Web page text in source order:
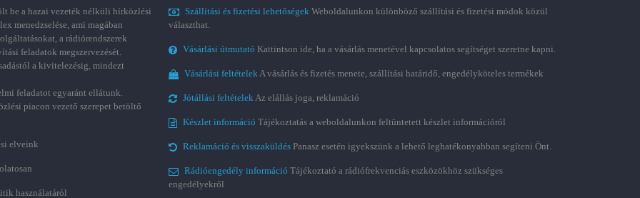
be a hazai vezeték nélküli hírközlési
menedzselése, ami magában
a rádiórendszerek
feladatok megszervezését.
a kivitelezésig, mindezt
feladatot egyaránt ellátunk.
piacon vezető szerepet betöltő
elveink
használatáról
Szállítási és fizetési lehetőségek Weboldalunkon különböző szállítási és fizetési módok közül
választhat.
Vásárlási útmutató Kattintson ide, ha a vásárlás menetével kapcsolatos segítséget szeretne kapni.
Vásárlási feltételekA vásárlás és fizetés menete, szállítási határidő, engedélyköteles termékek
Jótállási feltételekAz elállás joga, reklamáció
Készlet információ Tájékoztatás a weboldalunkon feltüntetett készlet információról
Reklamáció és visszaküldés Panasz esetén igyekszünk a lehető leghatékonyabban segíteni Önt.
Rádióengedély információ Tájékoztató a rádiófrekvenciás eszközökhöz szükséges
engedélyekről